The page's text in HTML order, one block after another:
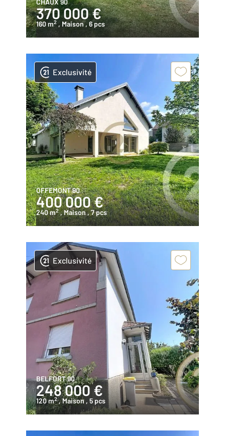
CHAUX 90
370 000 €
160 m2 , Maison, 6 pcs
Exclusivité
OFFEMONT 90
400 000 €
240 m2 , Maison, 7 pcs
Exclusivité
BELFORT 90
248 000 €
120 m2 , Maison , 5 pcs